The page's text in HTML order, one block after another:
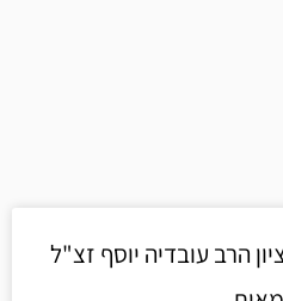
הרב עובדיה יוסף זצ"ל